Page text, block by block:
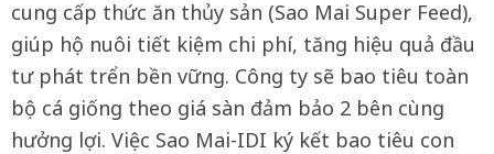
cung cấp thức ăn thủy sản (Sao Mai Super Feed),
giúp hộ nuôi tiết kiệm chi phí, tăng hiệu quả đầu
tư phát trển bền vững. Công ty sẽ bao tiêu toàn
bộ cá giống theo giá sàn đảm bảo 2 bên cùng
hưởng lợi. Việc Sao Mai-IDI ký kết bao tiêu con